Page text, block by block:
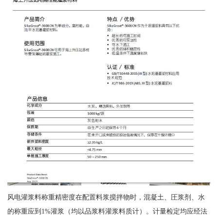
风电灌浆料称重精密度在配置料浆搅拌物时，混凝土、圧浆剂、水
的称重应到1%灌浆（均以品浆料灌浆料质计）。计量检定均应经法